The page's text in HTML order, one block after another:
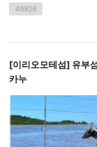
46926
[이리오모테섬] 유부
카누